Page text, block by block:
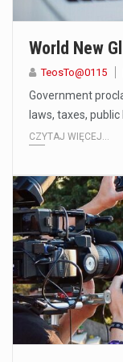
World New
TeosTo@0115
Government
laws, taxes,
CZYTAJ WIĘCEJ...